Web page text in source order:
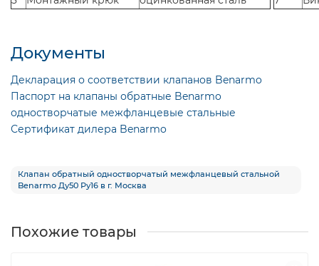
Документы
Декларация о соответствии клапанов Benarmo
Паспорт на клапаны обратные Benarmo
одностворчатые межфланцевые стальные
Сертификат дилера Benarmo
Клапан обратный одностворчатый межфланцевый стальной
Benarmo Ду50 Ру16 в г. Москва
Похожие товары